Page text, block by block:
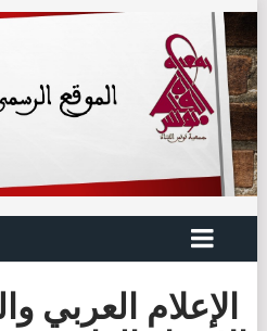
الإعلام العربي